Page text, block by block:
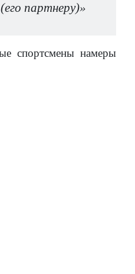
партнеру)»
спортсмены намеры